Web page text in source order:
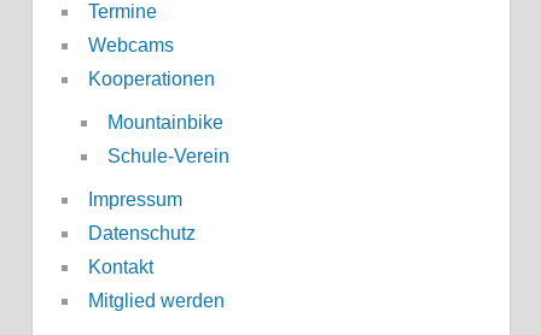
Termine
Webcams
Kooperationen
Mountainbike
Schule-Verein
Impressum
Datenschutz
Kontakt
Mitglied werden